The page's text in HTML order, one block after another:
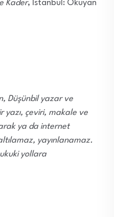
Kader, İstanbul: Okuyan
Düşünbil yazar ve
yazı, çeviri, makale ve
ya da internet
yayınlanamaz.
yollara